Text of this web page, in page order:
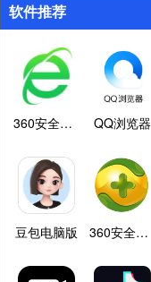
软件推荐
360安全浏览器 QQ浏览器
豆包电脑版 360安全卫士